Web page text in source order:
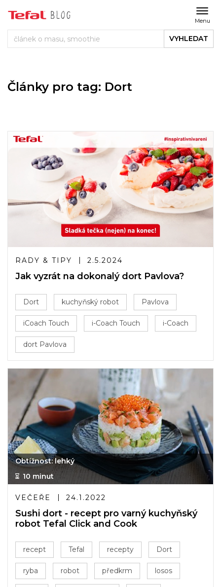
Menu
VYHLEDAT
Články pro tag: Dort
RADY & TIPY 2.5.2024
Jak vyzrát na dokonalý dort Pavlova?
Dort kuchyňský robot Pavlova
iCoach Touch i-Coach Touch i-Coach
dort Pavlova
Obtížnost: lehký
10 minut
VEČEŘE 24.1.2022
Sushi dort - recept pro varný kuchyňský
robot Tefal Click and Cook
recept Tefal recepty Dort
ryba robot předkrm losos